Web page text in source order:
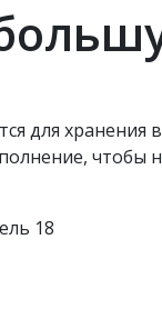
для
чтобы